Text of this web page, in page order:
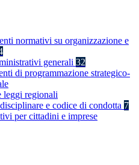
normativi su organizzazione e
generali 32
di programmazione strategico-
leggi regionali
e codice di condotta 7
per cittadini e imprese